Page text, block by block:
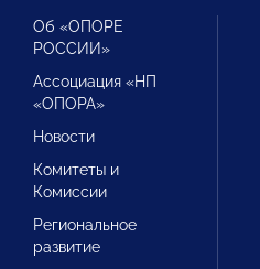
Об «ОПОРЕ
РОССИИ»
Ассоциация «НП
«ОПОРА»
Новости
Комитеты и
Комиссии
Региональное
развитие